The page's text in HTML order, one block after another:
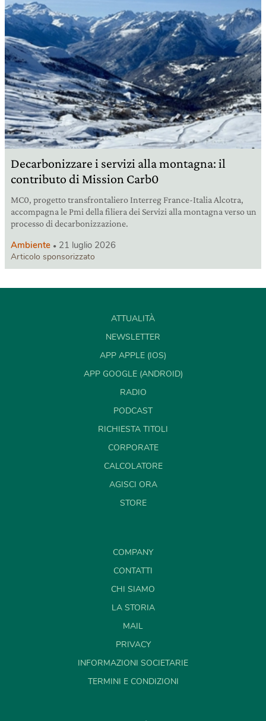
Decarbonizzare i servizi alla montagna: il
contributo di Mission Carb0
MC0, progetto transfrontaliero Interreg France-Italia Alcotra,
accompagna le Pmi della filiera dei Servizi alla montagna verso un
processo di decarbonizzazione.
Ambiente 21 luglio 2026
Articolo sponsorizzato
ATTUALITÀ
NEWSLETTER
APP APPLE (IOS)
APP GOOGLE (ANDROID)
RADIO
PODCAST
RICHIESTA TITOLI
CORPORATE
CALCOLATORE
AGISCI ORA
STORE
COMPANY
CONTATTI
CHI SIAMO
LA STORIA
MAIL
PRIVACY
INFORMAZIONI SOCIETARIE
TERMINI E CONDIZIONI